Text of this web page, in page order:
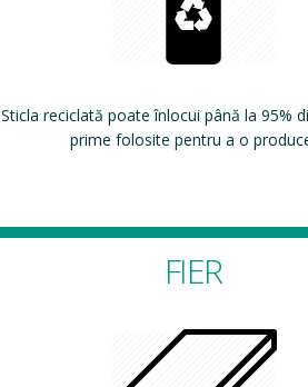
Sticla reciclată poate înlocui până la 95%
prime folosite pentru a o
FIER